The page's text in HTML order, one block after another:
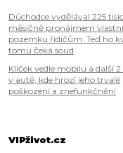
Důchodce vydělával 225
měsíčně pronájmem
pozemku řidičům. Teď ho
tomu čeká soud
Klíček vedle mobilu a další
v autě, kde hrozí jeho trvalé
poškození a znefunkčnění
VIPživot.cz